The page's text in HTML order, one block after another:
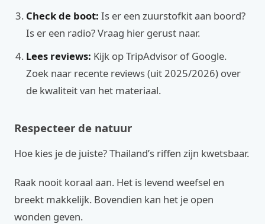
Check de boot: Is er een zuurstofkit aan boord?
Is er een radio? Vraag hier gerust naar.
Lees reviews: Kijk op TripAdvisor of Google.
Zoek naar recente reviews (uit 2025/2026) over
de kwaliteit van het materiaal.
Respecteer de natuur
Hoe kies je de juiste? Thailand’s riffen zijn kwetsbaar.
Raak nooit koraal aan. Het is levend weefsel en
breekt makkelijk. Bovendien kan het je open
wonden geven.